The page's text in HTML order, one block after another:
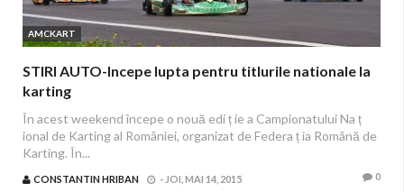
AMCKART
STIRI AUTO-Incepe lupta pentru titlurile nationale la
karting
În acest weekend începe o nouă edi ț ie a Campionatului Na ț
ional de Karting al României, organizat de Federa ț ia Română de
Karting. În...
CONSTANTIN HRIBAN - JOI, MAI 14, 2015 0